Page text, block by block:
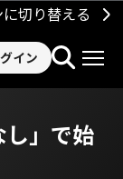
切り替える
イン
し」で始